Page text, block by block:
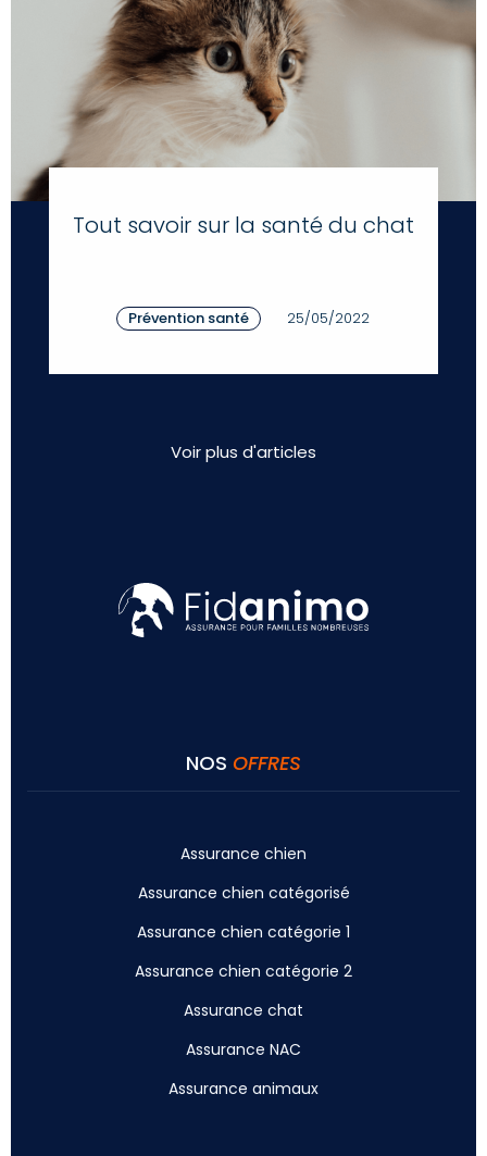
Tout savoir sur la santé du chat
Prévention santé 25/05/2022
Voir plus d'articles
NOS OFFRES
Assurance chien
Assurance chien catégorisé
Assurance chien catégorie 1
Assurance chien catégorie 2
Assurance chat
Assurance NAC
Assurance animaux